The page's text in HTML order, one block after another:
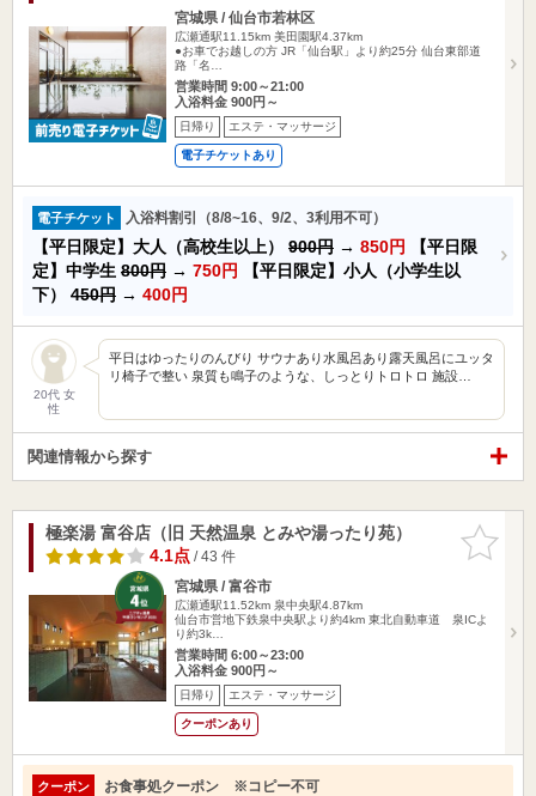
宮城県 / 仙台市若林区
広瀬通駅11.15km 美田園駅4.37km
●お車でお越しの方 JR「仙台駅」より約25分 仙台東部道
路「名…
営業時間 9:00～21:00
入浴料金 900円～
日帰り エステ・マッサージ
電子チケットあり
電子チケット 入浴料割引（8/8~16、9/2、3利用不可）
【平日限定】大人（高校生以上） 900円 → 850円
【平日限
定】中学生 800円 → 750円
【平日限定】小人（小学生以
下） 450円 → 400円
20代 女
性
平日はゆったりのんびり サウナあり水風呂あり露天風呂にユッタ
リ椅子で整い 泉質も鳴子のような、しっとりトロトロ 施設…
関連情報から探す
お気に入
りに追加
極楽湯 富谷店（旧 天然温泉 とみや湯ったり苑）
4.1点/ 43 件
宮城県 / 富谷市
広瀬通駅11.52km 泉中央駅4.87km
仙台市営地下鉄泉中央駅より約4km 東北自動車道 泉ICよ
り約3k…
営業時間 6:00～23:00
入浴料金 900円～
日帰り エステ・マッサージ
クーポンあり
クーポン お食事処クーポン ※コピー不可